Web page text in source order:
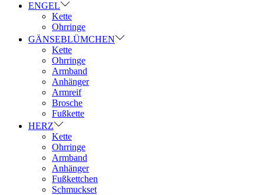
ENGEL
Kette
Ohrringe
GÄNSEBLÜMCHEN
Kette
Ohrringe
Armband
Anhänger
Armreif
Brosche
Fußkette
HERZ
Kette
Ohrringe
Armband
Anhänger
Fußkettchen
Schmuckset